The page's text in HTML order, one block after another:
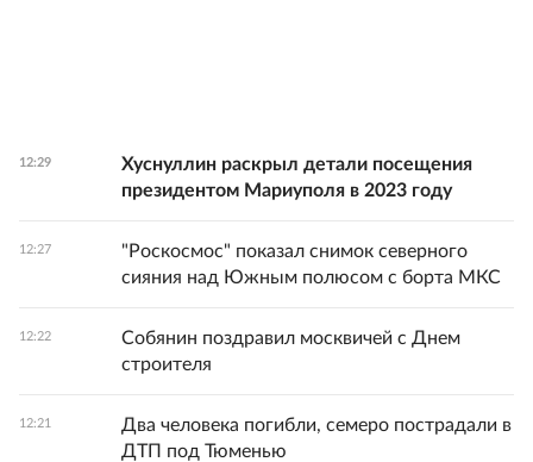
12:29
Хуснуллин раскрыл детали посещения
президентом Мариуполя в 2023 году
12:27
"Роскосмос" показал снимок северного
сияния над Южным полюсом с борта МКС
12:22
Собянин поздравил москвичей с Днем
строителя
12:21
Два человека погибли, семеро пострадали в
ДТП под Тюменью